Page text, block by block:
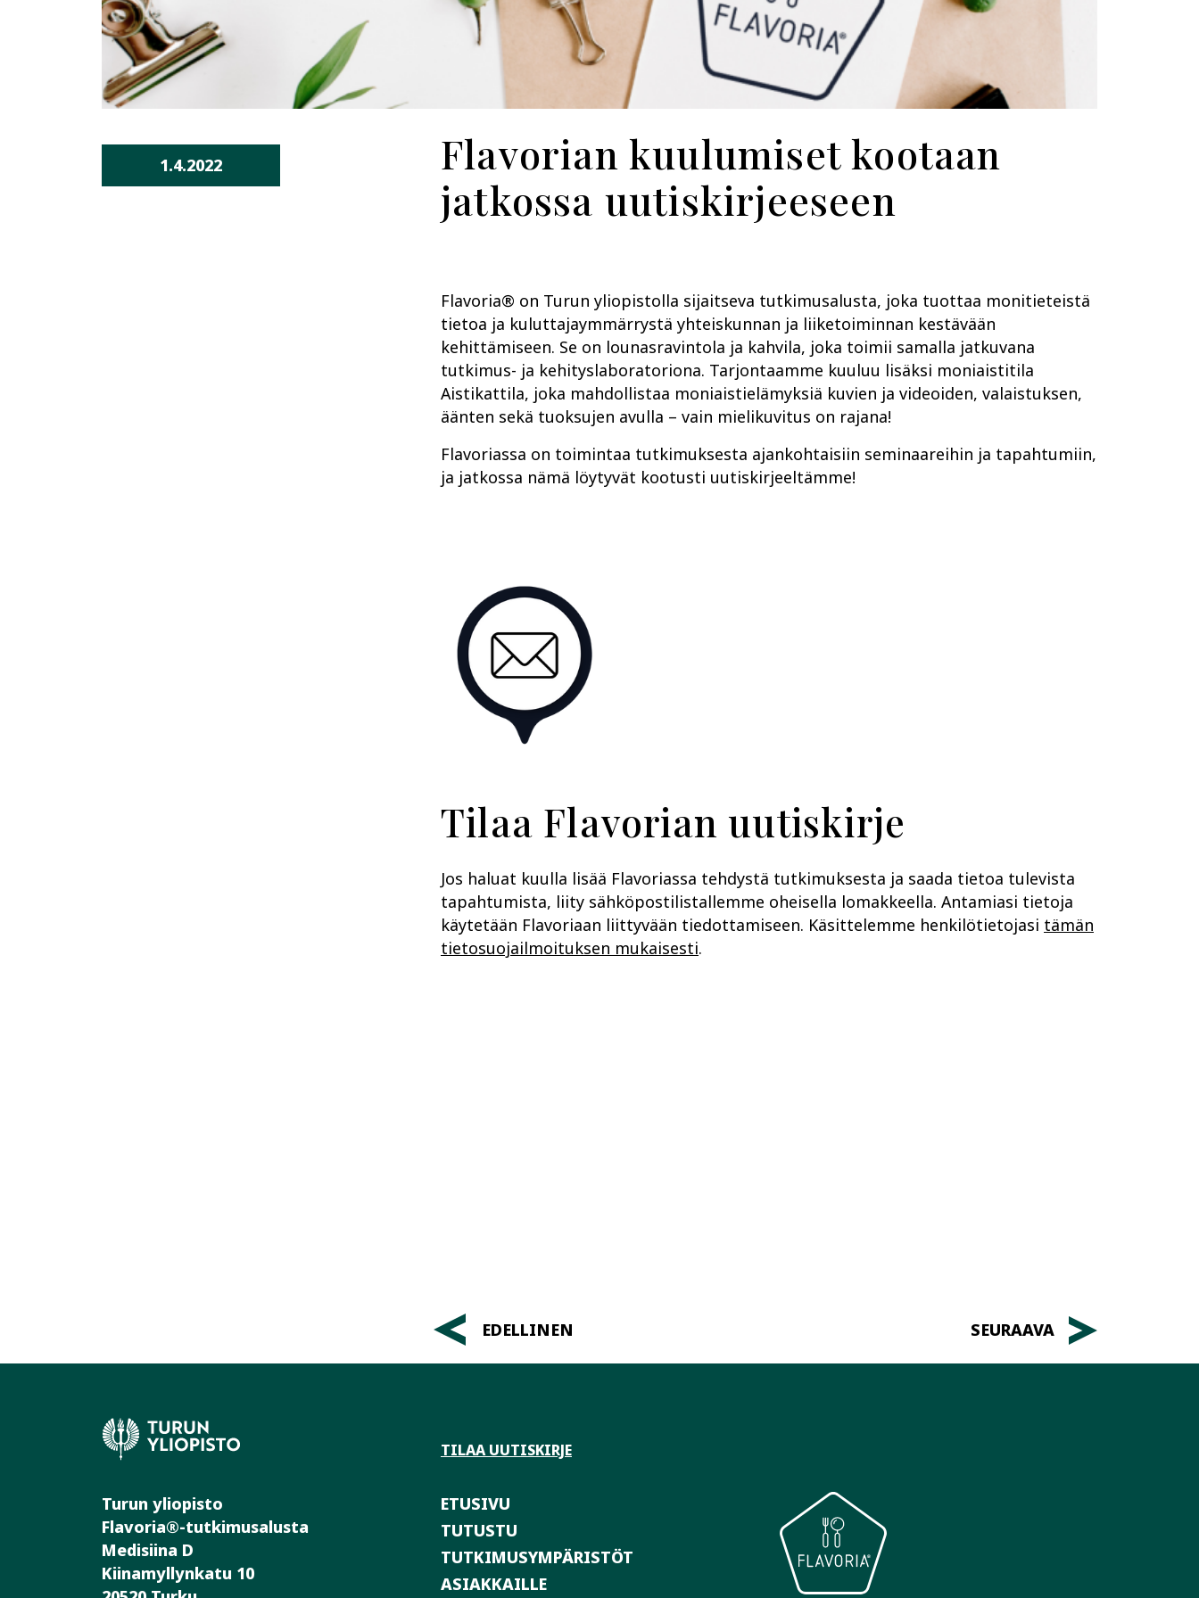
1.4.2022
Flavorian kuulumiset kootaan
jatkossa uutiskirjeeseen
Flavoria® on Turun yliopistolla sijaitseva tutkimusalusta, joka tuottaa monitieteistä
tietoa ja kuluttajaymmärrystä yhteiskunnan ja liiketoiminnan kestävään
kehittämiseen. Se on lounasravintola ja kahvila, joka toimii samalla jatkuvana
tutkimus- ja kehityslaboratoriona. Tarjontaamme kuuluu lisäksi moniaistitila
Aistikattila, joka mahdollistaa moniaistielämyksiä kuvien ja videoiden, valaistuksen,
äänten sekä tuoksujen avulla – vain mielikuvitus on rajana!
Flavoriassa on toimintaa tutkimuksesta ajankohtaisiin seminaareihin ja tapahtumiin,
ja jatkossa nämä löytyvät kootusti uutiskirjeeltämme!
Tilaa Flavorian uutiskirje
Jos haluat kuulla lisää Flavoriassa tehdystä tutkimuksesta ja saada tietoa tulevista
tapahtumista, liity sähköpostilistallemme oheisella lomakkeella. Antamiasi tietoja
käytetään Flavoriaan liittyvään tiedottamiseen. Käsittelemme henkilötietojasi tämän
tietosuojailmoituksen mukaisesti.
Artikkelien
EDELLINEN SEURAAVA
TILAA UUTISKIRJE
Turun yliopisto
Flavoria®-tutkimusalusta
Medisiina D
Kiinamyllynkatu 10
ETUSIVU
TUTUSTU
TUTKIMUSYMPÄRISTÖT
ASIAKKAILLE